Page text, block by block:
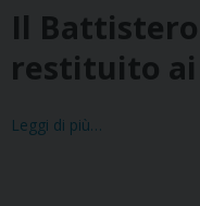
content
Il
restituito
Leggi di più…